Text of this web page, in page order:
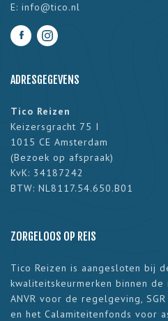
E: info@tico.nl
ADRESGEGEVENS
Tico Reizen
Keizersgracht 75 I
1015 CE Amsterdam
(Bezoek op afspraak)
KvK: 34187242
BTW: NL8117.54.650.B01
ZORGELOOS OP REIS
Tico Reizen is aangesloten bij
kwaliteitskeurmerken binnen
ANVR voor de regelgeving,
en het Calamiteitenfonds voor